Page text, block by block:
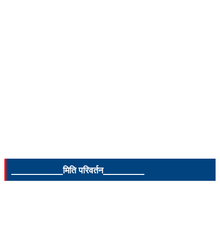
_______________मिति परिवर्तन____________